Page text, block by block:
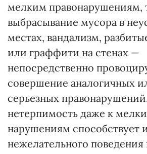
мелким правонарушениям,
выбрасывание мусора в
местах, вандализм,
или граффити на стенах —
непосредственно
совершение аналогичных
серьезных
нетерпимость даже к
нарушениям способствует
нежелательного поведения